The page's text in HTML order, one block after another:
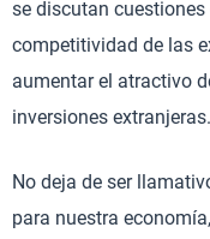
se discutan
competitividad de las
aumentar el atractivo
inversiones extranjeras.
No deja de ser
para nuestra